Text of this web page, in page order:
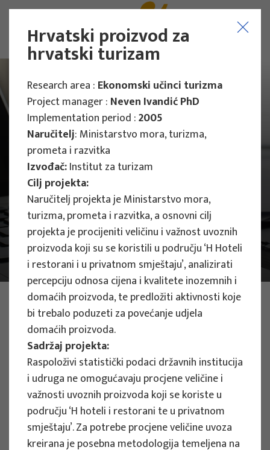
Main Projects
PHOTO:ILUSTRATIVNA FOTOGRAFIJA
Projects
EU PROJECTS
People Powered Tourism -
Hrvatski proizvod za
hrvatski turizam
Research area : Ekonomski učinci turizma
Project manager : Neven Ivandić PhD
Implementation period :2005
Naručitelj: Ministarstvo mora, turizma,
prometa i razvitka
Izvođač:Institut za turizam
Cilj projekta:
Naručitelj projekta je Ministarstvo mora,
turizma, prometa i razvitka, a osnovni cilj
projekta je procijeniti veličinu i važnost uvoznih
proizvoda koji su se koristili u području ‘H Hoteli
i restorani i u privatnom smještaju’, analizirati
percepciju odnosa cijena i kvalitete inozemnih i
domaćih proizvoda, te predložiti aktivnosti koje
bi trebalo poduzeti za povećanje udjela
domaćih proizvoda.
Sadržaj projekta:
Raspoloživi statistički podaci državnih institucija
i udruga ne omogućavaju procjene veličine i
važnosti uvoznih proizvoda koji se koriste u
području ‘H hoteli i restorani te u privatnom
smještaju’. Za potrebe procjene veličine uvoza
kreirana je posebna metodologija temeljena na